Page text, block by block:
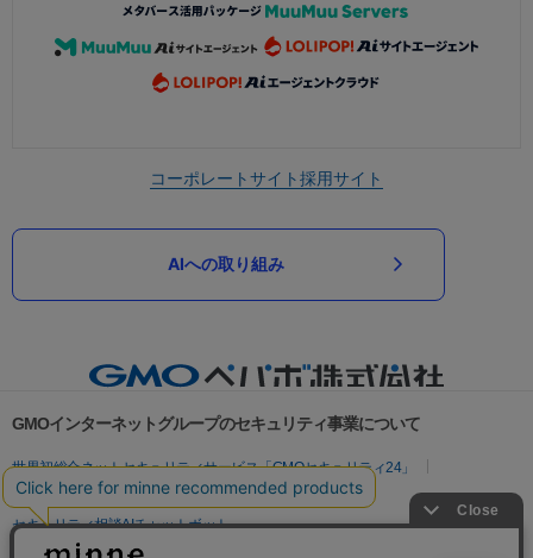
コーポレートサイト採用サイト
AIへの取り組み
GMOインターネットグループのセキュリティ事業について
世界初総合ネットセキュリティサービス「GMOセキュリティ24」
パスワード漏洩診断
Webサイトリスク診断
セキュリティ相談AIチャットボット
実在証明・盗聴対策